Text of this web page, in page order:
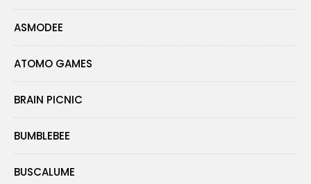
ASMODEE
ATOMO GAMES
BRAIN PICNIC
BUMBLEBEE
BUSCALUME